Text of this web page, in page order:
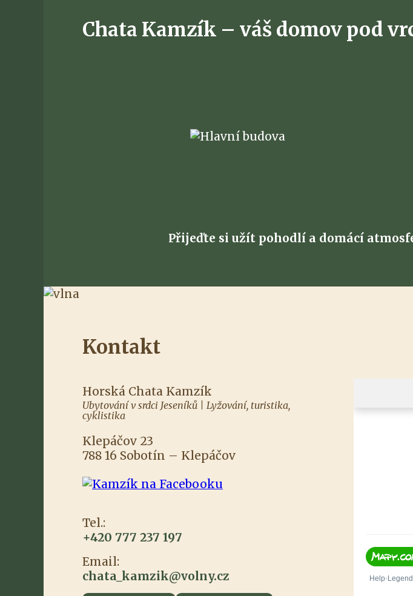
Chata Kamzík – váš domov pod
Přijeďte si užít pohodlí a domácí
Kontakt
Horská Chata Kamzík
Ubytování v srdci Jeseníků | Lyžování, turistika,
cyklistika
Klepáčov 23
788 16 Sobotín – Klepáčov
Tel.:
+420 777 237 197
Email:
chata_kamzik@volny.cz